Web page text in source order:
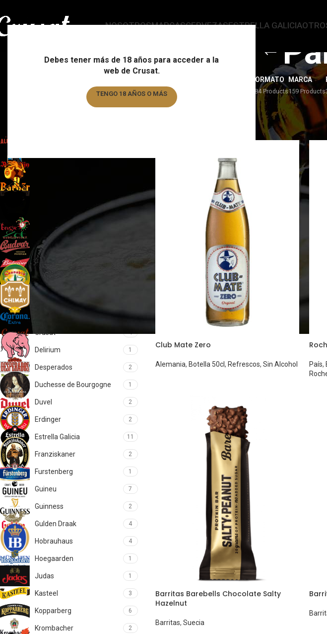
Debes tener más de 18 años para acceder a la
web de Crusat.
TENGO 18 AÑOS O MÁS
NOSOTROSMARCASCERVEZASESTRELLA GALICIA
178 Products
FORMATO
284 Products
MARCA
159 Products
Augustijn 1
6
Brugse Zot
Budejovicky Budvar
Budweiser 1
Cannabis
Chimay
1
Crusat 4
Delirium 1
Desperados 2
Duchesse de Bourgogne 1
Duvel 2
Erdinger 2
Estrella Galicia 11
Franziskaner 2
Furstenberg 1
Guineu 7
Guinness 2
Gulden Draak 4
Hobrauhaus 4
Hoegaarden 1
Judas 1
Kasteel 3
Kopparberg 6
Krombacher 2
Club Mate Zero
Alemania, Botella 50cl, Refrescos, Sin Alcohol País,
Barritas Barebells Chocolate Salty
Hazelnut
Barritas, Suecia